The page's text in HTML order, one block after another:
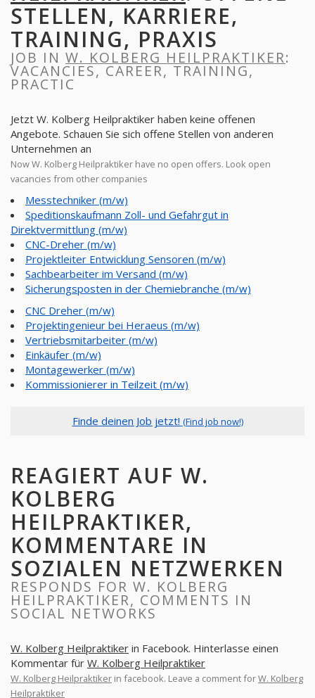
STELLEN, KARRIERE,
TRAINING, PRAXIS
JOB IN W. KOLBERG HEILPRAKTIKER:
VACANCIES, CAREER, TRAINING,
PRACTIC
Jetzt W. Kolberg Heilpraktiker haben keine offenen
Angebote. Schauen Sie sich offene Stellen von anderen
Unternehmen an
Now W. Kolberg Heilpraktiker have no open offers. Look open
vacancies from other companies
Messtechniker (m/w)
Speditionskaufmann Zoll- und Gefahrgut in
Direktvermittlung (m/w)
CNC-Dreher (m/w)
Projektleiter Entwicklung Sensoren (m/w)
Sachbearbeiter im Versand (m/w)
Sicherungsposten in der Chemiebranche (m/w)
CNC Dreher (m/w)
Projektingenieur bei Heraeus (m/w)
Vertriebsmitarbeiter (m/w)
Einkäufer (m/w)
Montagewerker (m/w)
Kommissionierer in Teilzeit (m/w)
Finde deinen Job jetzt! (Find job now!)
REAGIERT AUF W.
KOLBERG
HEILPRAKTIKER,
KOMMENTARE IN
SOZIALEN NETZWERKEN
RESPONDS FOR W. KOLBERG
HEILPRAKTIKER, COMMENTS IN
SOCIAL NETWORKS
W. Kolberg Heilpraktiker in Facebook. Hinterlasse einen
Kommentar für W. Kolberg Heilpraktiker
W. Kolberg Heilpraktiker in facebook. Leave a comment forW. Kolberg
Heilpraktiker